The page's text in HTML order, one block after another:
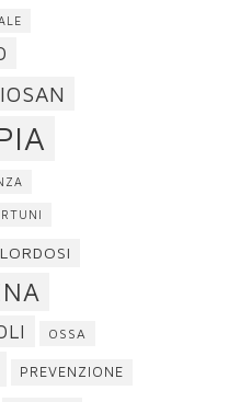
LORDOSI
OSSA
PREVENZIONE